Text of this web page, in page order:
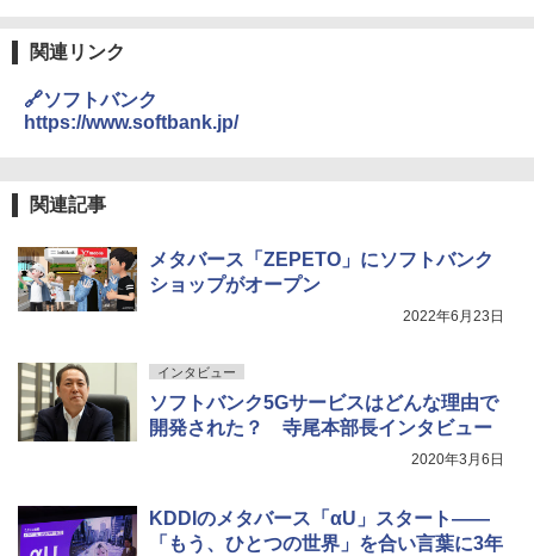
関連リンク
🔗ソフトバンク
https://www.softbank.jp/
関連記事
メタバース「ZEPETO」にソフトバンク
ショップがオープン
2022年6月23日
インタビュー
ソフトバンク5Gサービスはどんな理由で
開発された？ 寺尾本部長インタビュー
2020年3月6日
KDDIのメタバース「αU」スタート――
「もう、ひとつの世界」を合い言葉に3年